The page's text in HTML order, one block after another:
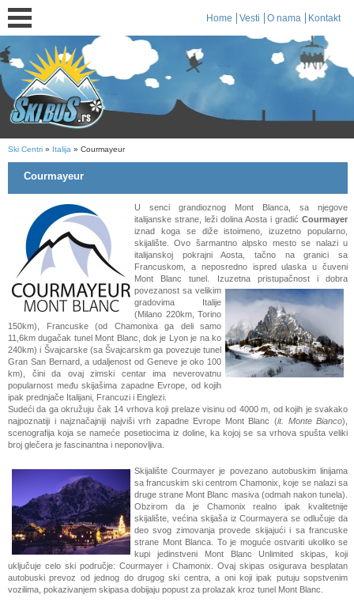
Home Vesti O nama Kontakt
Ski Centri » Italija » Courmayeur
Courmayeur
U senci grandioznog Mont Blanca, sa njegove
italijanske strane, leži dolina Aosta i gradićCourmayer
iznad koga se diže istoimeno, izuzetno popularno,
skijalište. Ovo šarmantno alpsko mesto se nalazi u
italijanskoj pokrajni Aosta, tačno na granici sa
Francuskom, a neposredno ispred ulaska u čuveni
Mont Blanc tunel. Izuzetna pristupačnost i dobra
povezanostsa velikim
gradovima Italije
(Milano 220km, Torino
150km), Francuske (od Chamonixa ga deli samo
11,6km dugačak tunel Mont Blanc, dok je Lyon je na ko
240km) i Švajcarske (sa Švajcarskm ga povezuje tunel
Gran San Bernard, a udaljenost od Geneve je oko 100
km), čini da ovaj zimski centar ima neverovatnu
popularnost među skijašima zapadne Evrope, od kojih
ipak prednjače Italijani, Francuzi i Englezi.
Sudeći da ga okružuju čak 14 vrhova koji prelaze visinu od 4000 m, od kojih je svakako
najpoznatiji i najznačajniji najviši vrh zapadne Evrope Mont Blanc (it. Monte Bianco),
scenografija koja se nameće posetiocima iz doline, ka kojoj se sa vrhova spušta veliki
broj glečera je fascinantna i neponovljiva.
Skijalište Courmayer je povezano autobuskim linijama
sa francuskim ski centrom Chamonix, koje se nalazi sa
druge strane Mont Blanc masiva (odmah nakon tunela).
Obzirom da je Chamonix realno ipak kvalitetnije
skijalište, većina skijaša iz Courmayera se odlučuje da
deo svog zimovanja provede skijajući i sa francuske
strane Mont Blanca. To je moguće ostvariti ukoliko se
kupi jedinstveni Mont Blanc Unlimited skipas, koji
uključuje celo ski područje: Courmayer i Chamonix. Ovaj skipas osigurava besplatan
autobuski prevoz od jednog do drugog ski centra, a oni koji ipak putuju sopstvenim
vozilima, pokazivanjem skipasa dobijaju popust za prolazak kroz tunel Mont Blanc.